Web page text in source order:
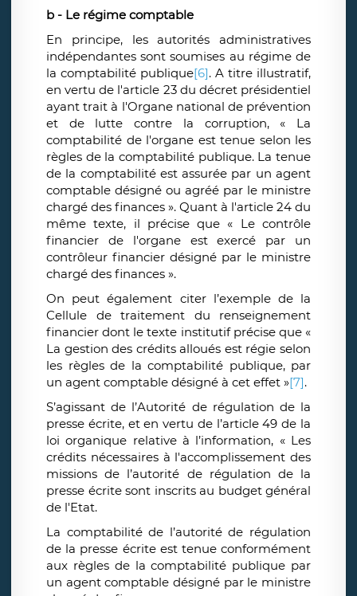
b - Le régime comptable
En principe, les autorités administratives
indépendantes sont soumises au régime de
la comptabilité publique[6]. A titre illustratif,
en vertu de l'article 23 du décret présidentiel
ayant trait à l'Organe national de prévention
et de lutte contre la corruption, « La
comptabilité de l'organe est tenue selon les
règles de la comptabilité publique. La tenue
de la comptabilité est assurée par un agent
comptable désigné ou agréé par le ministre
chargé des finances ». Quant à l'article 24 du
même texte, il précise que « Le contrôle
financier de l'organe est exercé par un
contrôleur financier désigné par le ministre
chargé des finances ».
On peut également citer l’exemple de la
Cellule de traitement du renseignement
financier dont le texte institutif précise que «
La gestion des crédits alloués est régie selon
les règles de la comptabilité publique, par
un agent comptable désigné à cet effet »[7].
S’agissant de l’Autorité de régulation de la
presse écrite, et en vertu de l’article 49 de la
loi organique relative à l’information, « Les
crédits nécessaires à l'accomplissement des
missions de l’autorité de régulation de la
presse écrite sont inscrits au budget général
de l'Etat.
La comptabilité de l’autorité de régulation
de la presse écrite est tenue conformément
aux règles de la comptabilité publique par
un agent comptable désigné par le ministre